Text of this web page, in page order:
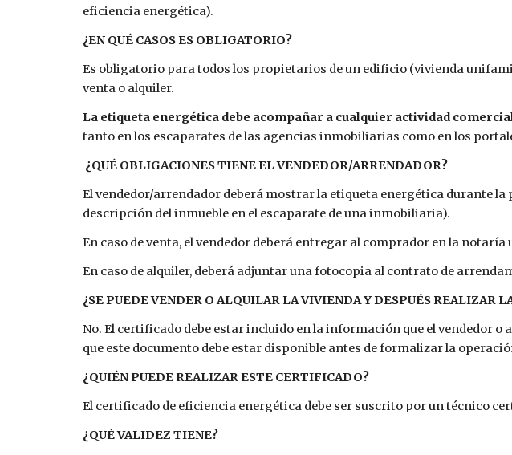
eficiencia energética).
¿EN QUÉ CASOS ES OBLIGATORIO?
Es obligatorio para todos los propietarios de un edificio (vivienda
venta o alquiler.
La etiqueta energética debe acompañar a cualquier actividad
tanto en los escaparates de las agencias inmobiliarias como en los
¿QUÉ OBLIGACIONES TIENE EL VENDEDOR/ARRENDADOR?
El vendedor/arrendador deberá mostrar la etiqueta energética durante
descripción del inmueble en el escaparate de una inmobiliaria).
En caso de venta, el vendedor deberá entregar al comprador en la
En caso de alquiler, deberá adjuntar una fotocopia al contrato de
¿SE PUEDE VENDER O ALQUILAR LA VIVIENDA Y DESPUÉS REALIZAR
No. El certificado debe estar incluido en la información que el vendedor
que este documento debe estar disponible antes de formalizar la
¿QUIÉN PUEDE REALIZAR ESTE CERTIFICADO?
El certificado de eficiencia energética debe ser suscrito por un técnico
¿QUÉ VALIDEZ TIENE?